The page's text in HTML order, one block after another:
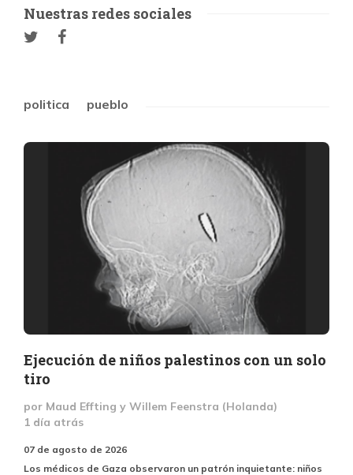
Nuestras redes sociales
politica pueblo
Ejecución de niños palestinos con un solo
tiro
por Maud Effting y Willem Feenstra (Holanda)
1 día atrás
07 de agosto de 2026
Los médicos de Gaza observaron un patrón inquietante: niños